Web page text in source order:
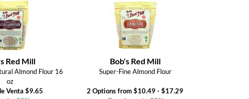
Red Mill
Almond Flour 16
oz
Venta $9.65
Bob's Red Mill
Super-Fine Almond Flour
2 Options from $10.49 - $17.29